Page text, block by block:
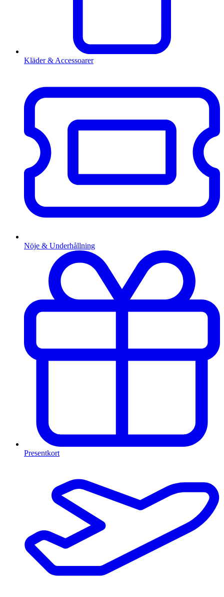
Kläder & Accessoarer
Nöje & Underhållning
Presentkort